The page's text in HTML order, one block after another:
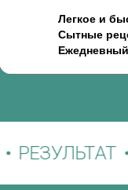
Легкое и
Сытные